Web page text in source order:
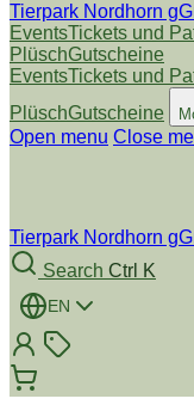
Tierpark Nordhorn
EventsTickets und
PlüschGutscheine
EventsTickets und
PlüschGutscheine
Open menu Close
Tierpark Nordhorn
Search Ctrl K
EN